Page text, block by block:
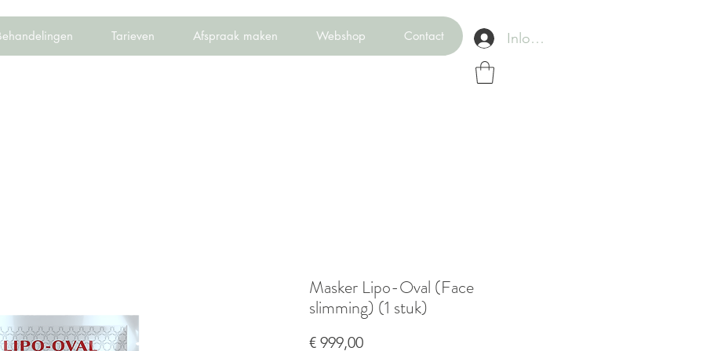
Tarieven Afspraak maken Webshop Contact Inloggen
Masker Lipo-Oval (Face
slimming) (1 stuk)
€ 999,00Prijs